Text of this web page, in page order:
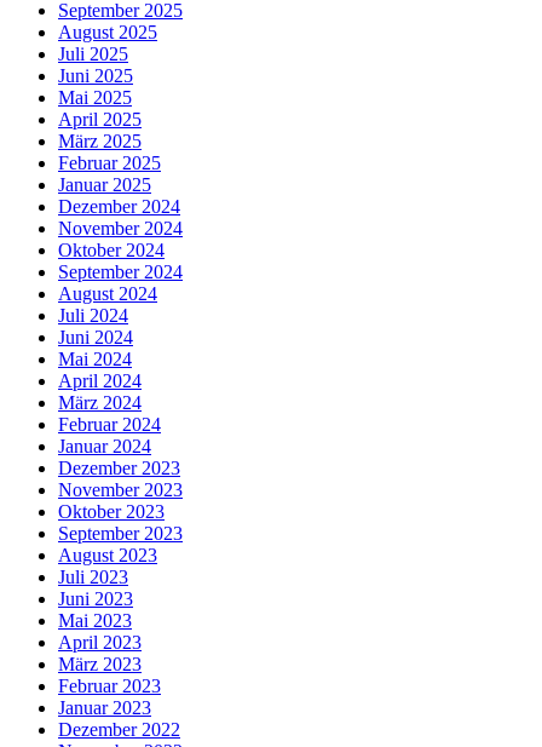
September 2025
August 2025
Juli 2025
Juni 2025
Mai 2025
April 2025
März 2025
Februar 2025
Januar 2025
Dezember 2024
November 2024
Oktober 2024
September 2024
August 2024
Juli 2024
Juni 2024
Mai 2024
April 2024
März 2024
Februar 2024
Januar 2024
Dezember 2023
November 2023
Oktober 2023
September 2023
August 2023
Juli 2023
Juni 2023
Mai 2023
April 2023
März 2023
Februar 2023
Januar 2023
Dezember 2022